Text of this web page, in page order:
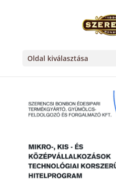
Oldal kiválasztása